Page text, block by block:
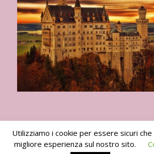
Utilizziamo i cookie per essere sicuri
migliore esperienza sul nostro sito.